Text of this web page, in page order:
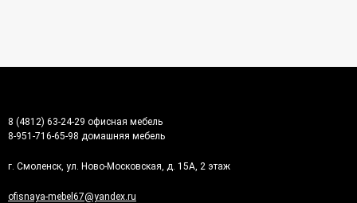
8 (4812) 63-24-29 офисная мебель
8-951-716-65-98 домашняя мебель
г. Смоленск, ул. Ново-Московская, д. 15А, 2 этаж
ofisnaya-mebel67@yandex.ru